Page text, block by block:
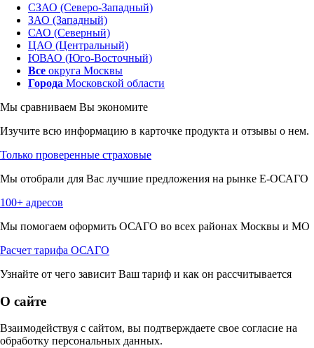
СЗАО (Северо-Западный)
ЗАО (Западный)
САО (Северный)
ЦАО (Центральный)
ЮВАО (Юго-Восточный)
Все округа Москвы
Города Московской области
Мы сравниваем Вы экономите
Изучите всю информацию в карточке продукта и отзывы о нем.
Только проверенные страховые
Мы отобрали для Вас лучшие предложения на рынке Е-ОСАГО
100+ адресов
Мы помогаем оформить ОСАГО во всех районах Москвы и МО
Расчет тарифа ОСАГО
Узнайте от чего зависит Ваш тариф и как он рассчитывается
О сайте
Взаимодействуя с сайтом, вы подтверждаете свое согласие на
обработку персональных данных.